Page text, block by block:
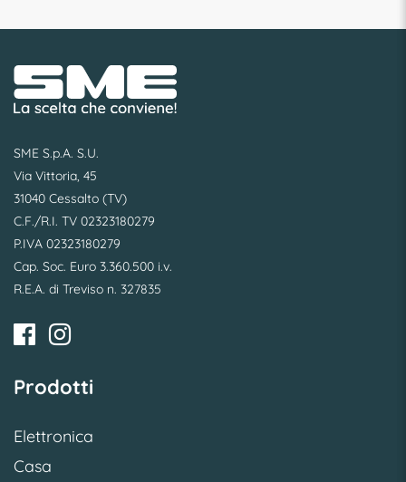
SME S.p.A. S.U.
Via Vittoria, 45
31040 Cessalto (TV)
C.F./R.I. TV 02323180279
P.IVA 02323180279
Cap. Soc. Euro 3.360.500 i.v.
R.E.A. di Treviso n. 327835
Prodotti
Elettronica
Casa